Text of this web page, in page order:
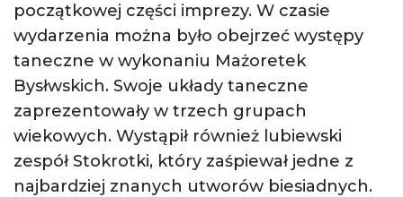
początkowej części imprezy. W czasie
wydarzenia można było obejrzeć występy
taneczne w wykonaniu Mażoretek
Bysłwskich. Swoje układy taneczne
zaprezentowały w trzech grupach
wiekowych. Wystąpił również lubiewski
zespół Stokrotki, który zaśpiewał jedne z
najbardziej znanych utworów biesiadnych.